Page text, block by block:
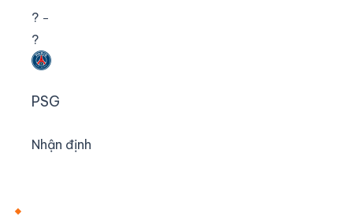
? –
?
PSG
Nhận định